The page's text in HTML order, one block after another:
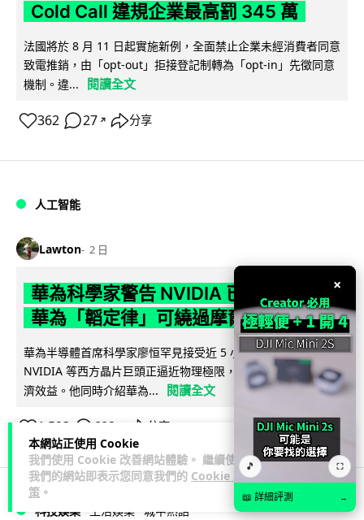
本網站正使用 Cookie
我們使用 Cookie 改善網站體驗。 繼續使用
我們的網站即表示您同意我們的 Cookie 政
策 。
Cold Call 違規企業最高罰 345 萬
法國將於 8 月 11 日起實施新例，全面禁止企業未經消費者同意
致電推銷，由「opt-out」拒接登記制轉為「opt-in」先徵同意
機制。違...
閱讀全文
362 27 ↗ 分享
人工智能
Lawton 2 日
華為科學家警告 NVIDIA 已近物理極限
華為「韜定律」可繞過摩爾定律瓶頸
華為半導體首席科學家廖恒罕見接受近 5 小時專訪，警告
NVIDIA 等西方晶片巨頭正逼近物理極限，傳統製程升級已失經
濟效益。他同時介紹華為...
閱讀全文
1,593 602 分享
科技娛樂 生活娛樂 城中熱話
×
🎵 ⛶
📖 詳細評測 →